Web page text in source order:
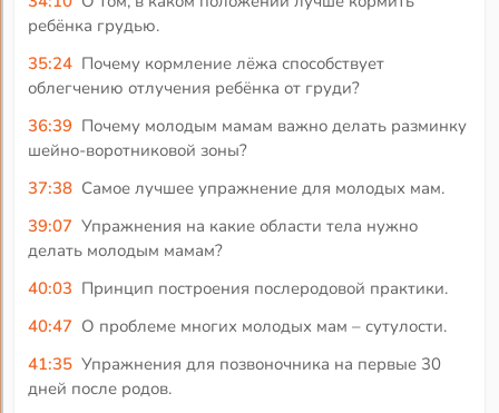
ребёнка грудью.
35:24 Почему кормление лёжа способствует
облегчению отлучения ребёнка от груди?
36:39 Почему молодым мамам важно делать разминку
шейно-воротниковой зоны?
37:38 Самое лучшее упражнение для молодых мам.
39:07 Упражнения на какие области тела нужно
делать молодым мамам?
40:03 Принцип построения послеродовой практики.
40:47 О проблеме многих молодых мам – сутулости.
41:35 Упражнения для позвоночника на первые 30
дней после родов.